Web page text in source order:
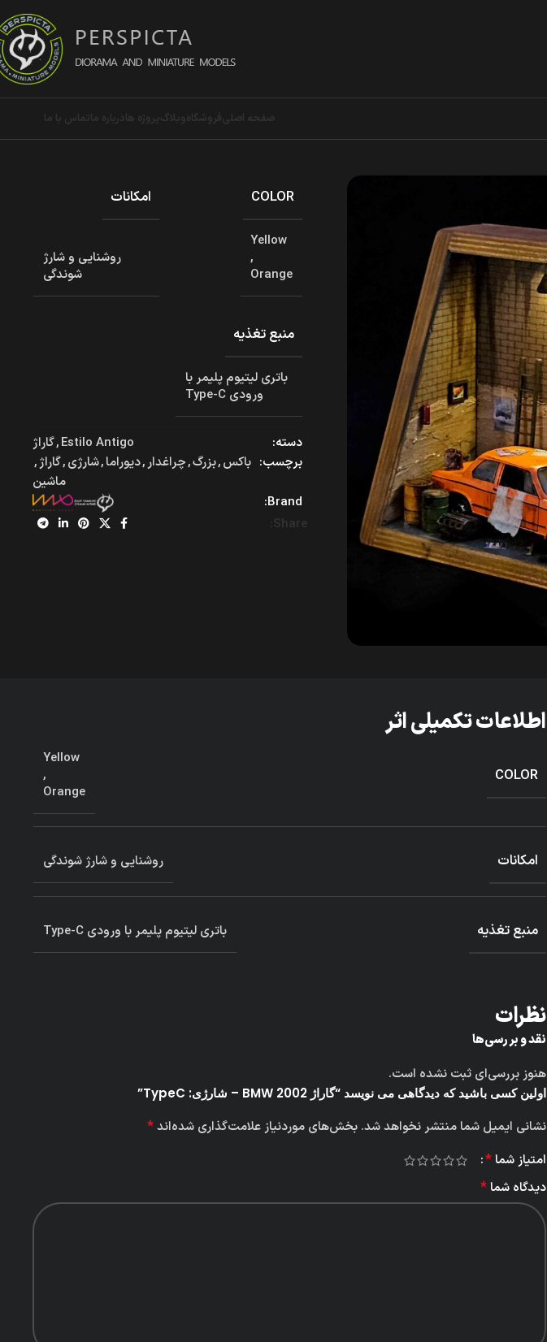
صفحه اصلیفروشگاهوبلاگپروژه هادرباره ماتماس با ما
COLOR
Yellow
,
Orange
امکانات
روشنایی و شارژ
شوندگی
منبع تغذیه
باتری لیتیوم پلیمر با
ورودی Type-C
دسته: Estilo Antigo
,گاراژ
برچسب: باکس,بزرگ,چراغدار,دیوراما,شارژی,گاراژ,
ماشین
Brand:
Share:
اطلاعات تکمیلی اثر
COLOR
Yellow
,
Orange
امکانات روشنایی و شارژ شوندگی
منبع تغذیه باتری لیتیوم پلیمر با ورودی Type-C
نظرات
نقد و بررسی‌ها
هنوز بررسی‌ای ثبت نشده است.
اولین کسی باشید که دیدگاهی می نویسد “گاراژ BMW 2002 – شارژی: TypeC”
نشانی ایمیل شما منتشر نخواهد شد. بخش‌های موردنیاز علامت‌گذاری شده‌اند*
امتیاز شما*
دیدگاه شما*